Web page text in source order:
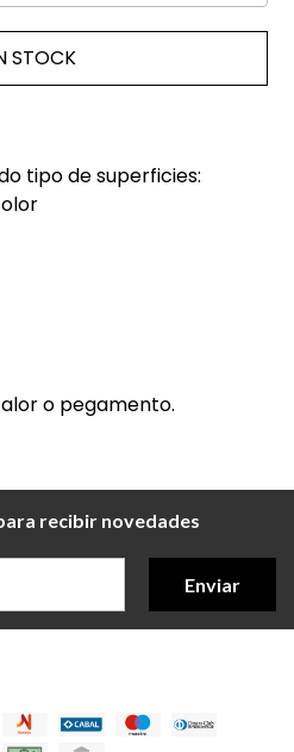
STOCK
tipo de superficies:
o pegamento.
recibir novedades
Enviar